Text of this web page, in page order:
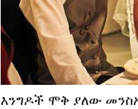
እንግዶች ሞቅ ያለው